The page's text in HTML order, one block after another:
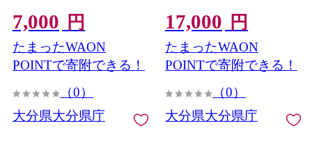
つ 詰め合わせ セット
【opbj010】【お菓子のウ
メダ】
7,000 円
たまったWAON
POINTで寄附できる！
（0）
大分県大分県庁
おやつ 洋菓子 和菓子 個包
装 常温【opbj009】【お菓
子のウメダ】
17,000 円
たまったWAON
POINTで寄附できる！
（0）
大分県大分県庁